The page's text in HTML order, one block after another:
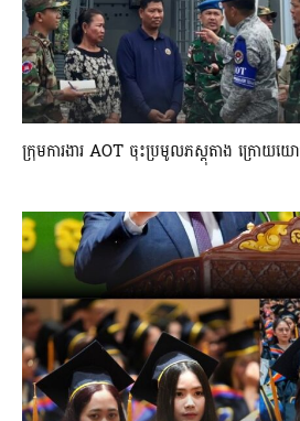
ក្រុមការងារ AOT ចុះប្រមូលភស្តុតាង ក្រោយយ